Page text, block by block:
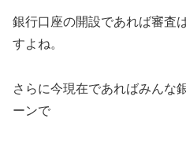
銀行口座の開設であれば審査
すよね。
さらに今現在であればみんな
ーンで